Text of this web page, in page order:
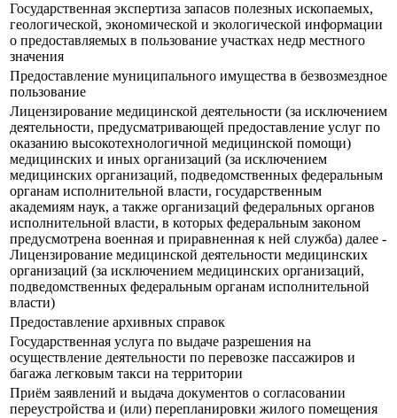
Государственная экспертиза запасов полезных ископаемых,
геологической, экономической и экологической информации
о предоставляемых в пользование участках недр местного
значения
Предоставление муниципального имущества в безвозмездное
пользование
Лицензирование медицинской деятельности (за исключением
деятельности, предусматривающей предоставление услуг по
оказанию высокотехнологичной медицинской помощи)
медицинских и иных организаций (за исключением
медицинских организаций, подведомственных федеральным
органам исполнительной власти, государственным
академиям наук, а также организаций федеральных органов
исполнительной власти, в которых федеральным законом
предусмотрена военная и приравненная к ней служба) далее -
Лицензирование медицинской деятельности медицинских
организаций (за исключением медицинских организаций,
подведомственных федеральным органам исполнительной
власти)
Предоставление архивных справок
Государственная услуга по выдаче разрешения на
осуществление деятельности по перевозке пассажиров и
багажа легковым такси на территории
Приём заявлений и выдача документов о согласовании
переустройства и (или) перепланировки жилого помещения